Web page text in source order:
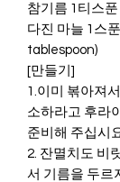
참기름 1티스
다진 마늘 1스
tablespoon)
[만들기]
1.이미 볶아져
소하라고 후라
준비해 주십시
2. 잔멸치도 비
서 기름을 두르